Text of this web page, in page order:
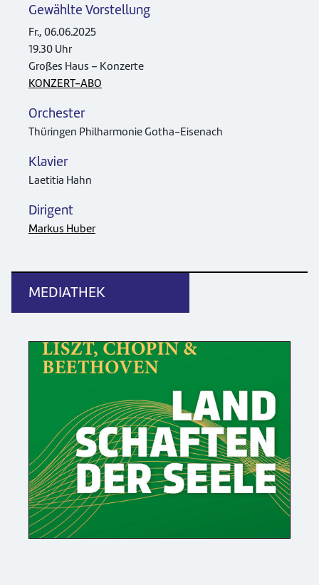
Gewählte Vorstellung
Fr., 06.06.2025
19.30 Uhr
Großes Haus – Konzerte
KONZERT-ABO
Orchester
Thüringen Philharmonie Gotha-Eisenach
Klavier
Laetitia Hahn
Dirigent
Markus Huber
MEDIATHEK